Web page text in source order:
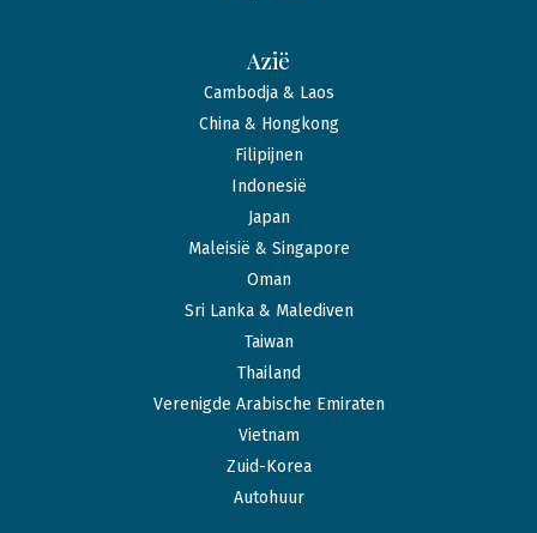
Azië
Cambodja & Laos
China & Hongkong
Filipijnen
Indonesië
Japan
Maleisië & Singapore
Oman
Sri Lanka & Malediven
Taiwan
Thailand
Verenigde Arabische Emiraten
Vietnam
Zuid-Korea
Autohuur